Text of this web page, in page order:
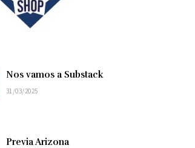
Nos vamos a Substack
31/03/2025
Previa Arizona